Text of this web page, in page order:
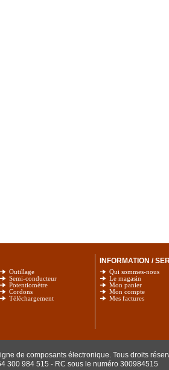
Outillage
Semi-conducteur
Potentiomètre
Cordons
Téléchargement
INFORMATION /
Qui sommes-nous
Le magasin
Mon panier
Mon compte
Mes factures
de composants électronique. Tous droits
300 984 515 - RC sous le numéro 300984515